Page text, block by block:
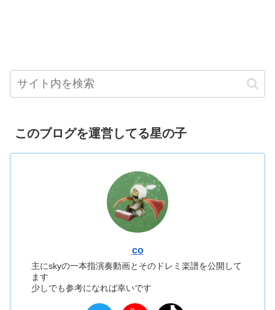
このブログを運営してる星の子
co
主にskyの一本指演奏動画とそのドレミ楽譜を公開して
ます
少しでも参考になれば幸いです